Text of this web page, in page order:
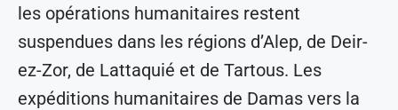
les opérations humanitaires restent
suspendues dans les régions d’Alep, de Deir-
ez-Zor, de Lattaquié et de Tartous. Les
expéditions humanitaires de Damas vers la